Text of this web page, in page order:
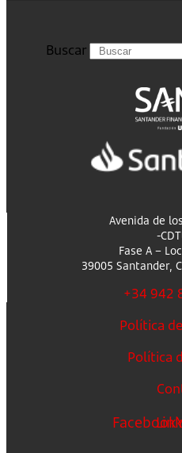
Buscar
Avenida de
-
Fase A –
39005 Santander,
+34 942
Política
Política
Facebook